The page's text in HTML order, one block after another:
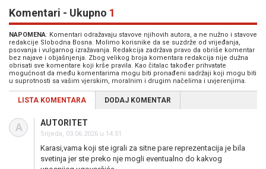
Komentari - Ukupno 1
NAPOMENA: Komentari odražavaju stavove njihovih autora, a ne nužno i stavove
redakcije Slobodna Bosna. Molimo korisnike da se suzdrže od vrijeđanja,
psovanja i vulgarnog izražavanja. Redakcija zadržava pravo da obriše komentar
bez najave i objašnjenja. Zbog velikog broja komentara redakcija nije dužna
obrisati sve komentare koji krše pravila. Kao čitalac također prihvatate
mogućnost da među komentarima mogu biti pronađeni sadržaji koji mogu biti
u suprotnosti sa vašim vjerskim, moralnim i drugim načelima i uvjerenjima.
LISTA KOMENTARA DODAJ KOMENTAR
A AUTORITET
Srijeda, 03.06.2026 u 14:51
Karasi,vama koji ste igrali za sitne pare reprezentacija je bila
svetinja jer ste preko nje mogli eventualno do kakvog